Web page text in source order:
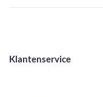
Klantenservice